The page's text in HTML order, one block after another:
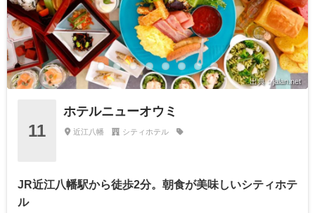
出典：jalan.net
11
ホテルニューオウミ
近江八幡 シティホテル
JR近江八幡駅から徒歩2分。朝食が美味しいシティホテ
ル